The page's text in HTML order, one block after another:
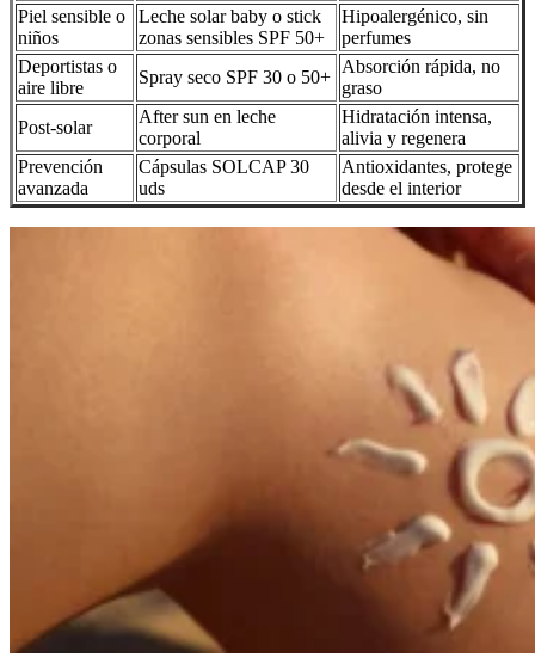
Piel sensible o
niños
Leche solar baby o stick
zonas sensibles SPF 50+
Hipoalergénico, sin
perfumes
Deportistas o
aire libre
Spray seco SPF 30 o 50+
Absorción rápida, no
graso
Post-solar
After sun en leche
corporal
Hidratación intensa,
alivia y regenera
Prevención
avanzada
Cápsulas SOLCAP 30
uds
Antioxidantes, protege
desde el interior